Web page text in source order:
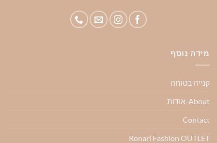
מידה נוסף
קנייה בטוחה
About-אודות
Contact
Ronari Fashion OUTLET